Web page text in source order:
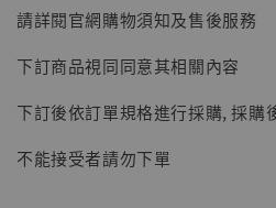
【現貨】BJSTUDIO 1/6
NT$ 4,980
NT$ 5,300
請詳閱官網購物須知及售後服務
下訂商品視同同意其相關內容
下訂後依訂單規格進行採購, 採購
不能接受者請勿下單